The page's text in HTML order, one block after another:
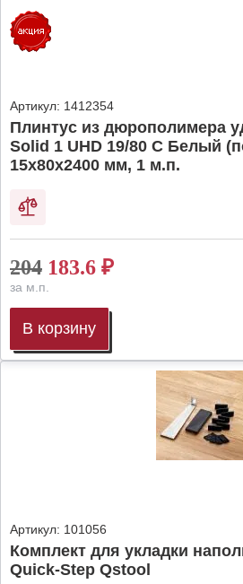
Артикул: 1412354
Плинтус из дюрополимера
Solid 1 UHD 19/80 C Белый
15х80х2400 мм, 1 м.п.
204 183.6 ₽
за м.п.
В корзину
Артикул: 101056
Комплект для укладки
Quick-Step Qstool